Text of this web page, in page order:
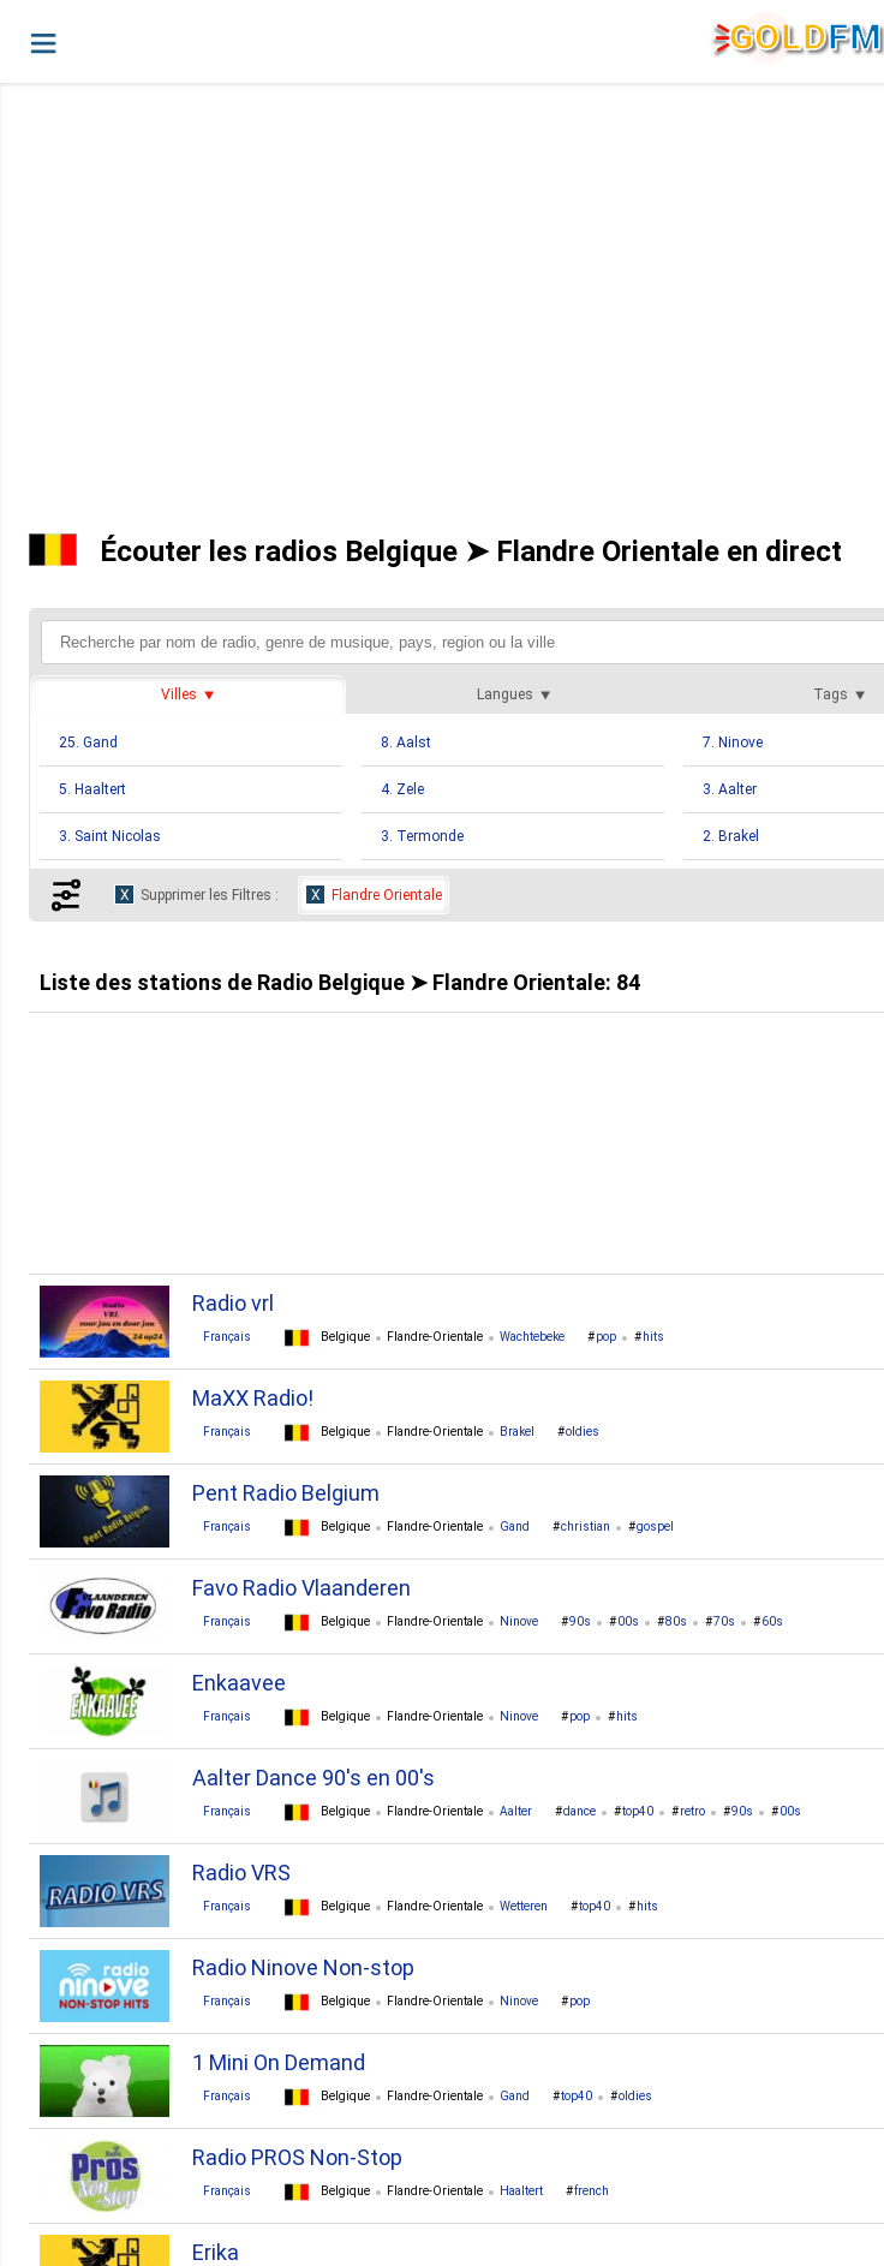
GOLDFM
Écouter les radios Belgique ➤ Flandre Orientale en direct
Villes Langues Tags
25. Gand 8. Aalst 7. Ninove
5. Haaltert 4. Zele 3. Aalter
3. Saint Nicolas 3. Termonde 2. Brakel
2. Eeklo
1. Audenarde 1. Beveren
Supprimer les Filtres : Flandre Orientale
Liste des stations de Radio Belgique ➤ Flandre Orientale: 84
Radio vrl
Français Belgique Flandre-Orientale Wachtebeke pop hits
MaXX Radio!
Français Belgique Flandre-Orientale Brakel oldies
Pent Radio Belgium
Français Belgique Flandre-Orientale Gand christian gospel
Favo Radio Vlaanderen
Français Belgique Flandre-Orientale Ninove 90s 00s 80s 70s 60s
Enkaavee
Français Belgique Flandre-Orientale Ninove pop hits
Aalter Dance 90's en 00's
Français Belgique Flandre-Orientale Aalter dance top40 retro 90s 00s
Radio VRS
Français Belgique Flandre-Orientale Wetteren top40 hits
Radio Ninove Non-stop
Français Belgique Flandre-Orientale Ninove pop
1 Mini On Demand
Français Belgique Flandre-Orientale Gand top40 oldies
Radio PROS Non-Stop
Français Belgique Flandre-Orientale Haaltert french
Erika